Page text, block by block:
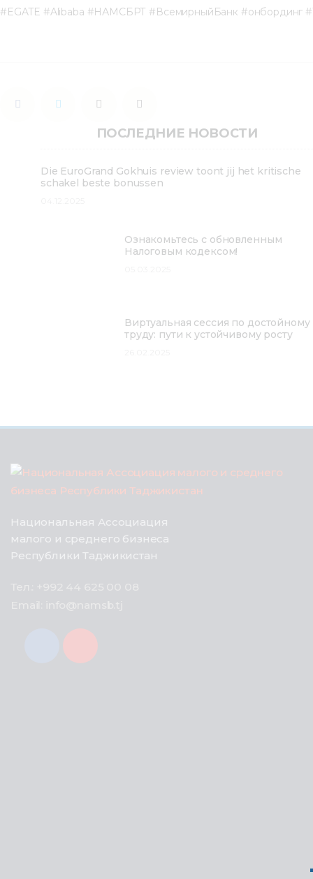
#EGATE #Alibaba #НАМСБРТ #ВсемирныйБанк #онбординг
ПОСЛЕДНИЕ НОВОСТИ
Die EuroGrand Gokhuis review toont jij het kritische
schakel beste bonussen
Ознакомьтесь с обновленным
Налоговым кодексом!
Виртуальная сессия по достойному
труду: пути к устойчивому росту
Национальная Ассоциация
малого и среднего бизнеса
Республики Таджикистан